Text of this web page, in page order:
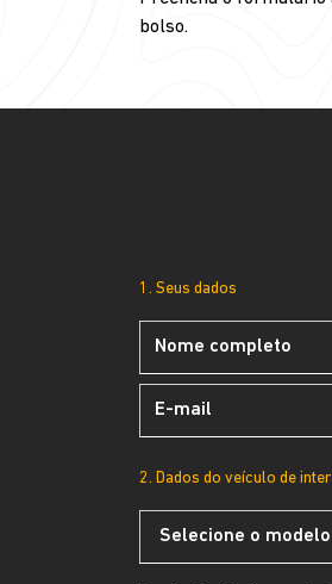
bolso.
1. Seus dados
2. Dados do veículo de